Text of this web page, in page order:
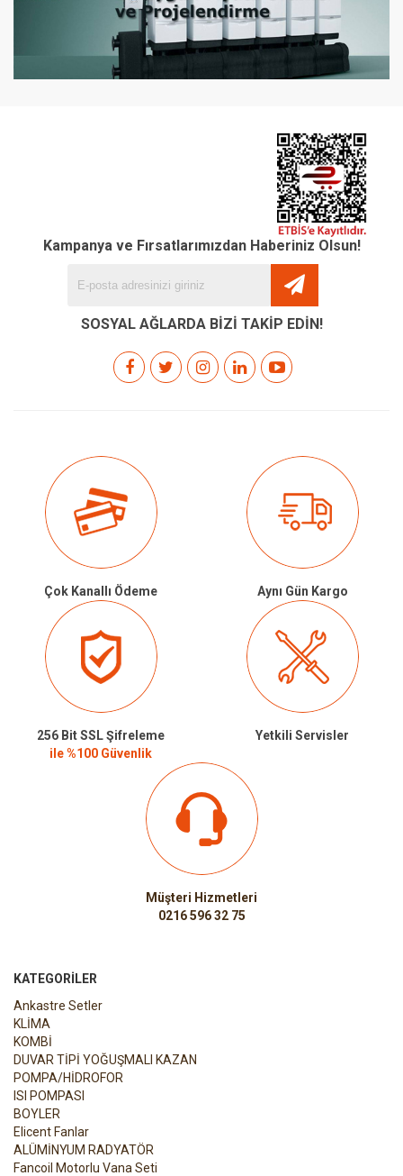
Kampanya ve Fırsatlarımızdan Haberiniz Olsun!
SOSYAL AĞLARDA BİZİ TAKİP EDİN!
Çok Kanallı Ödeme Aynı Gün Kargo
256 Bit SSL Şifreleme
ile %100 Güvenlik
Yetkili Servisler
Müşteri Hizmetleri
0216 596 32 75
KATEGORILER
Ankastre Setler
KLİMA
KOMBİ
DUVAR TİPİ YOĞUŞMALI KAZAN
POMPA/HİDROFOR
ISI POMPASI
BOYLER
Elicent Fanlar
ALÜMİNYUM RADYATÖR
Fancoil Motorlu Vana Seti